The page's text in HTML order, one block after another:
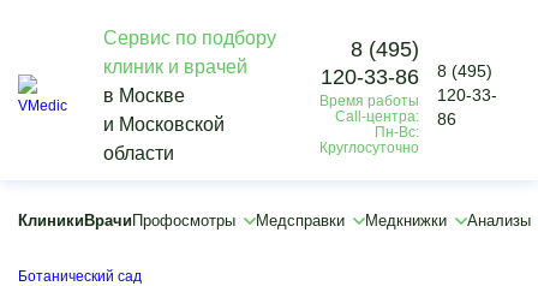
Сервис по подбору
клиник и врачей
в Москве
и Московской
области
8 (495)
120-33-86
Время работы
Call-центра:
Пн-Вс:
Круглосуточно
8 (495)
120-33-
86
Клиники Врачи Профосмотры Медсправки Медкнижки Анализы
Vmedic
Диагностика
Компьютерная томография
КТ внутренних органов
Ботанический сад